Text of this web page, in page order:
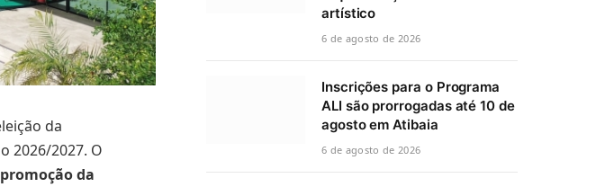
da
2026/2027. O
da
artístico
6 de agosto de 2026
Inscrições para o Programa
ALI são prorrogadas até 10 de
agosto em Atibaia
6 de agosto de 2026